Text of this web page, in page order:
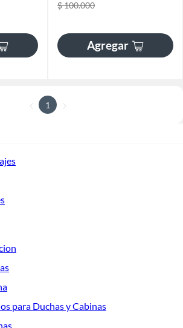
$ 100.000
Agregar
1
para Duchas y Cabinas